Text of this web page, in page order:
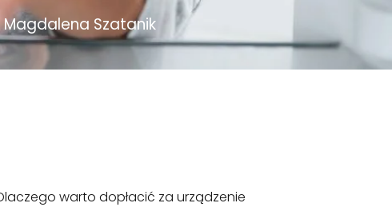
Magdalena Szatanik
warto dopłacić za urządzenie